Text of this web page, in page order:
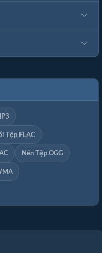
Tệp FLAC
Nén Tệp OGG